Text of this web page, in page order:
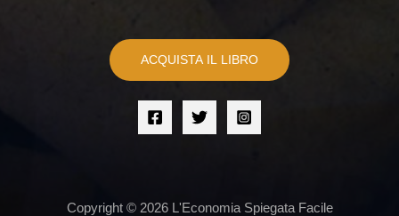
ACQUISTA IL LIBRO
Copyright © 2026 L'Economia Spiegata Facile